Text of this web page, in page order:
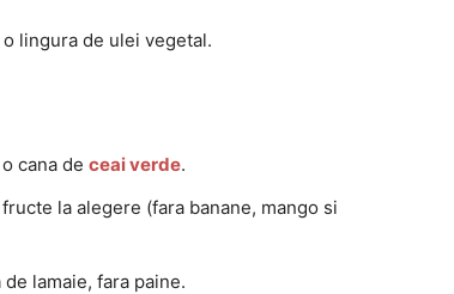
lingura de ulei vegetal.
cana de ceai verde.
la alegere (fara banane, mango si
lamaie, fara paine.